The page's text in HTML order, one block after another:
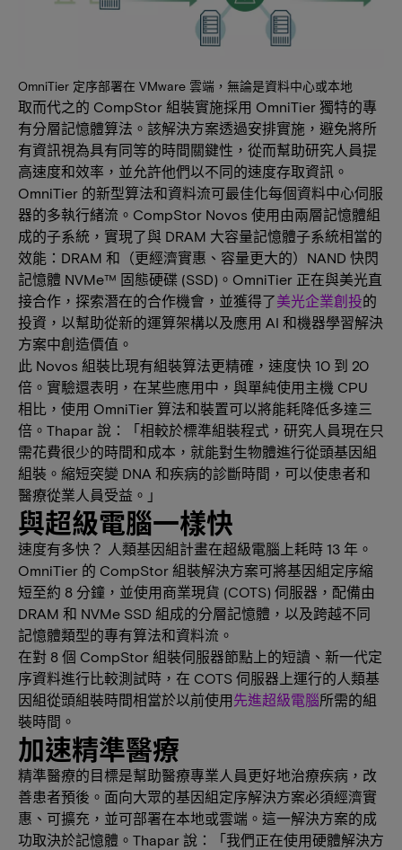
OmniTier 定序部署在 VMware 雲端，無論是資料中心或本地
取而代之的 CompStor 組裝實施採用 OmniTier 獨特的專
有分層記憶體算法。該解決方案透過安排實施，避免將所
有資訊視為具有同等的時間關鍵性，從而幫助研究人員提
高速度和效率，並允許他們以不同的速度存取資訊。
OmniTier 的新型算法和資料流可最佳化每個資料中心伺服
器的多執行緒流。CompStor Novos 使用由兩層記憶體組
成的子系統，實現了與 DRAM 大容量記憶體子系統相當的
效能：DRAM 和（更經濟實惠、容量更大的）NAND 快閃
記憶體 NVMe™ 固態硬碟 (SSD)。OmniTier 正在與美光直
接合作，探索潛在的合作機會，並獲得了美光企業創投的
投資，以幫助從新的運算架構以及應用 AI 和機器學習解決
方案中創造價值。
此 Novos 組裝比現有組裝算法更精確，速度快 10 到 20
倍。實驗還表明，在某些應用中，與單純使用主機 CPU
相比，使用 OmniTier 算法和裝置可以將能耗降低多達三
倍。Thapar 說：「相較於標準組裝程式，研究人員現在只
需花費很少的時間和成本，就能對生物體進行從頭基因組
組裝。縮短突變 DNA 和疾病的診斷時間，可以使患者和
醫療從業人員受益。」
與超級電腦一樣快
速度有多快？ 人類基因組計畫在超級電腦上耗時 13 年。
OmniTier 的 CompStor 組裝解決方案可將基因組定序縮
短至約 8 分鐘，並使用商業現貨 (COTS) 伺服器，配備由
DRAM 和 NVMe SSD 組成的分層記憶體，以及跨越不同
記憶體類型的專有算法和資料流。
在對 8 個 CompStor 組裝伺服器節點上的短讀、新一代定
序資料進行比較測試時，在 COTS 伺服器上運行的人類基
因組從頭組裝時間相當於以前使用先進超級電腦所需的組
裝時間。
加速精準醫療
精準醫療的目標是幫助醫療專業人員更好地治療疾病，改
善患者預後。面向大眾的基因組定序解決方案必須經濟實
惠、可擴充，並可部署在本地或雲端。這一解決方案的成
功取決於記憶體。Thapar 說：「我們正在使用硬體解決方